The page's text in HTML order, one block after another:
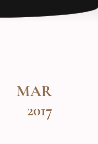
MAR
2017